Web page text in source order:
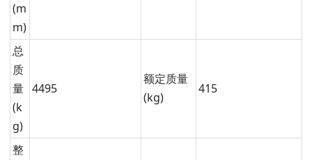
(m
m)
总
质
量
(k
g)
4495
额定质量
(kg)
415
整